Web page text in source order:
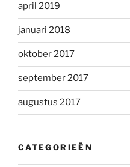
april 2019
januari 2018
oktober 2017
september 2017
augustus 2017
CATEGORIEËN